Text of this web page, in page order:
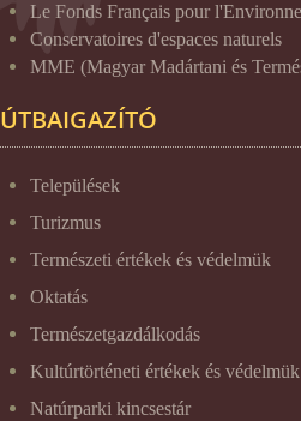
Le Fonds Français pour
Conservatoires d'espaces naturels
MME (Magyar Madártani és
ÚTBAIGAZÍTÓ
Települések
Turizmus
Természeti értékek és védelmük
Oktatás
Természetgazdálkodás
Kultúrtörténeti értékek és védelmük
Natúrparki kincsestár